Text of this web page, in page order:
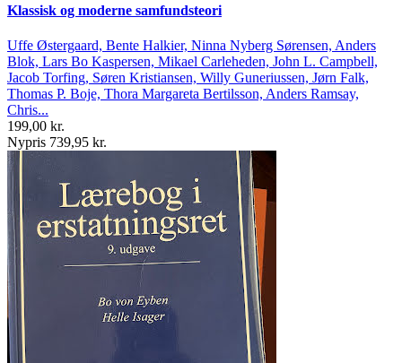
Klassisk og moderne samfundsteori
Uffe Østergaard, Bente Halkier, Ninna Nyberg Sørensen, Anders
Blok, Lars Bo Kaspersen, Mikael Carleheden, John L. Campbell,
Jacob Torfing, Søren Kristiansen, Willy Guneriussen, Jørn Falk,
Thomas P. Boje, Thora Margareta Bertilsson, Anders Ramsay,
Chris...
199,00 kr.
Nypris 739,95 kr.